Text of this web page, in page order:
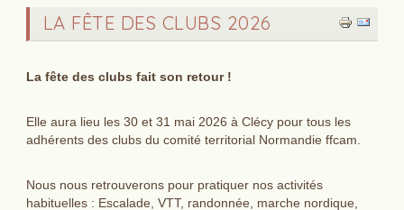
‌LA FÊTE DES CLUBS 2026
‌La fête des clubs fait son retour !
Elle aura lieu les 30 et 31 mai 2026 à Clécy pour tous les
adhérents des clubs du comité territorial Normandie ffcam.
Nous nous retrouverons pour pratiquer nos activités
habituelles : Escalade, VTT, randonnée, marche nordique,